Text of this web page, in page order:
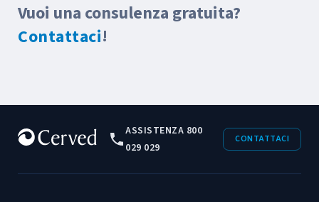
Vuoi una consulenza gratuita?
Contattaci!
ASSISTENZA 800
029 029
CONTATTACI